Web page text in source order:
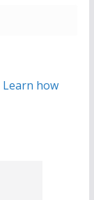
Learn how